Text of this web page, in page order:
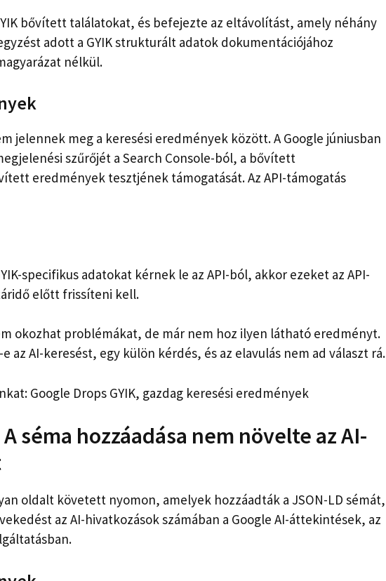
bővített találatokat, és befejezte az eltávolítást, amely néhány
adott a GYIK strukturált adatok dokumentációjához
nélkül.
jelennek meg a keresési eredmények között. A Google júniusban
szűrőjét a Search Console-ból, a bővített
eredmények tesztjének támogatását. Az API-támogatás
specifikus adatokat kérnek le az API-ból, akkor ezeket az API-
előtt frissíteni kell.
okozhat problémákat, de már nem hoz ilyen látható eredményt.
e az AI-keresést, egy külön kérdés, és az elavulás nem ad választ rá.
Google Drops GYIK, gazdag keresési eredmények
séma hozzáadása nem növelte az AI-
oldalt követett nyomon, amelyek hozzáadták a JSON-LD sémát,
az AI-hivatkozások számában a Google AI-áttekintések, az